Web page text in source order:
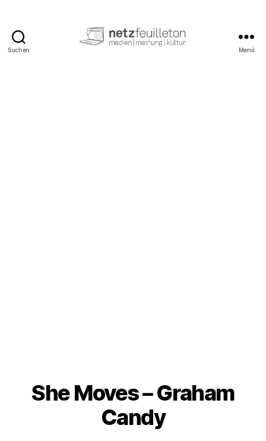
Suchen Menü
She Moves – Graham
Candy